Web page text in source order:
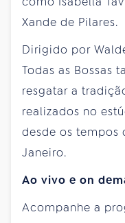
Xande de Pilares.
Dirigido por
Todas as Bossas
resgatar a
realizados no
desde os tempos
Janeiro.
Ao vivo e on
Acompanhe a